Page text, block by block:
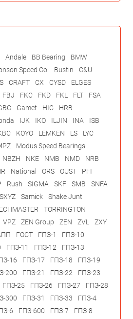
Andale BB Bearing
BMW
Speed Co. Bustin
C&U
CRAFT CX CYSD
ELGES
FBJ FKC FKD FKL FLT
FSA
Gamet HIC
HRB
IJK IKO ILJIN INA
ISB
KOYO LEMKEN LS
LYC
Modus Speed Bearings
NBZH NKE NMB NMD
NRB
National ORS OUST
PFI
Rush SIGMA SKF SMB
SNFA
SXYZ Samick
Shake Junt
TORRINGTON
VPZ ZEN Group ZEN ZVL
ZXY
ГОСТ ГПЗ-1
ГПЗ-10
ГПЗ-11 ГПЗ-12
ГПЗ-13
16 ГПЗ-17 ГПЗ-18
ГПЗ-19
200 ГПЗ-21 ГПЗ-22
ГПЗ-23
ГПЗ-25 ГПЗ-26 ГПЗ-27
ГПЗ-28
300 ГПЗ-31 ГПЗ-33
ГПЗ-4
6 ГПЗ-600 ГПЗ-7
ГПЗ-8